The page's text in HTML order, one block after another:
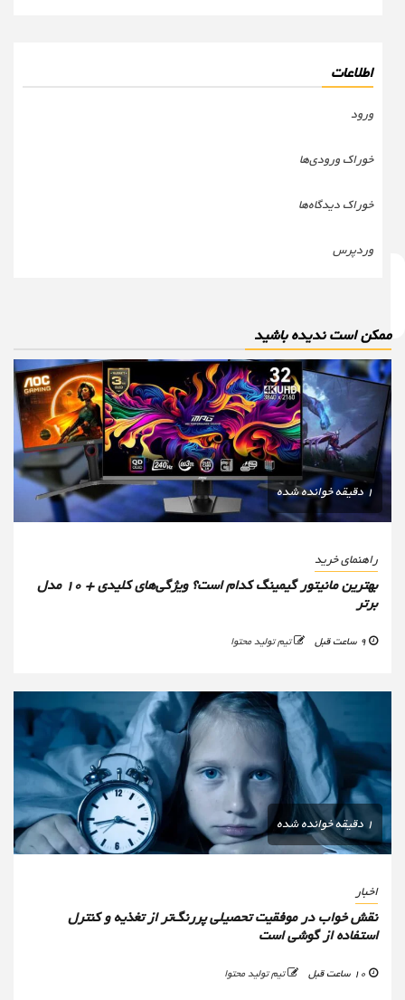
اطلاعات
ورود
خوراک ورودی‌ها
خوراک دیدگاه‌ها
وردپرس
است ندیده باشید
راهنمای خرید
بهترین مانیتور گیمینگ کدام است؟ ویژگی‌های کلیدی + 10 مدل
برتر
تیم تولید محتوا
1 دقیقه خوانده شده
اخبار
نقش خواب در موفقیت تحصیلی پررنگ‌تر از تغذیه و کنترل
استفاده از گوشی است
تیم تولید محتوا